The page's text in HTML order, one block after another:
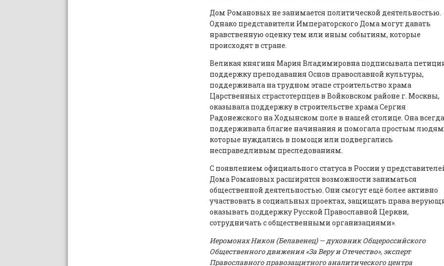
Дом Романовых не занимается политической деятельностью.
Однако представители Императорского Дома могут давать
нравственную оценку тем или иным событиям, которые
происходят в стране.
Великая княгиня Мария Владимировна подписывала
поддержку преподавания Основ православной культуры,
поддерживала на трудном этапе строительство храма
Царственных страстотерпцев в Войковском районе г. Москвы,
оказывала поддержку в строительстве храма Сергия
Радонежского на Ходынском поле в нашей столице. Она всегда
поддерживала благие начинания и помогала простым
которые нуждались в помощи или подвергались
несправедливым преследованиям.
С появлением официального статуса в России у
Дома Романовых расширятся возможности заниматься
общественной деятельностью. Они смогут ещё более активно
участвовать в социальных проектах, защищать права
оказывать поддержку Русской Православной Церкви,
сотрудничать с общественными организациями».
Иеромонах Никон (Белавенец) — духовник Общероссийского
Общественного движения «За Веру и Отечество», эксперт
Православного правозащитного аналитического центра